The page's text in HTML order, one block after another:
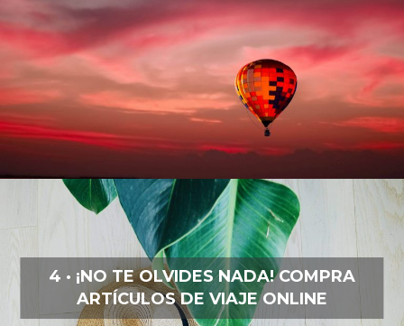
4 · ¡NO TE OLVIDES NADA! COMPRA
ARTÍCULOS DE VIAJE ONLINE